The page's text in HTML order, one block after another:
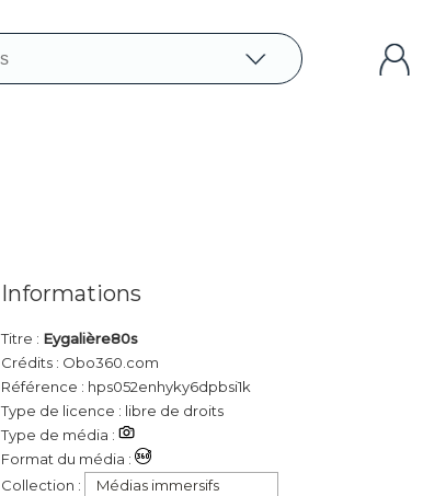
Informations
Titre : Eygalière80s
Crédits : Obo360.com
Référence : hps052enhyky6dpbsi1k
Type de licence : libre de droits
Type de média :
Format du média :
Collection :
Médias immersifs